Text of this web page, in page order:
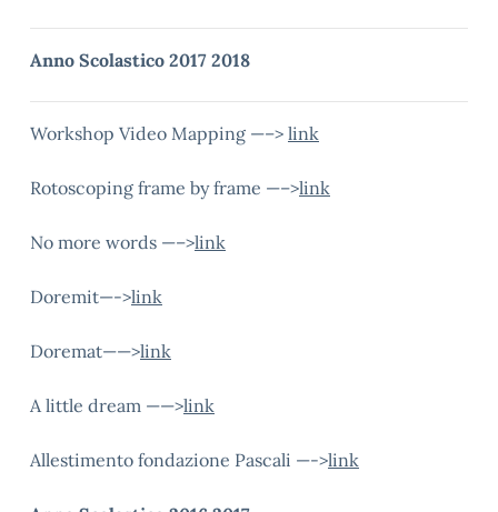
Anno Scolastico 2017 2018
Workshop Video Mapping —–> link
Rotoscoping frame by frame —–>link
No more words —–>link
Doremit—->link
Doremat——>link
A little dream ——>link
Allestimento fondazione Pascali —->link